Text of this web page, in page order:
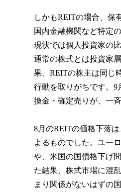
しかもREITの場合、保
国内金融機関など特定
現状では個人投資家の
通常の株式とは投資家
果、REITの株主は同じ
行動を取りがちです。
換金・確定売りが、一
8月のREITの価格下落
よるものでした。ユー
や、米国の国債格下げ
た結果、株式市場に混
まり関係がないはずの